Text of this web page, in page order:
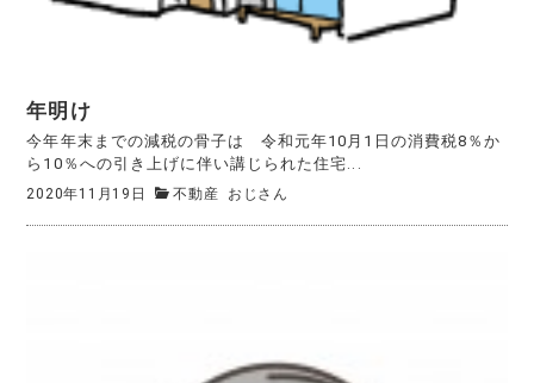
年明け
今年年末までの減税の骨子は 令和元年10月1日の消費税8％か
ら10％への引き上げに伴い講じられた住宅...
2020年11月19日 不動産 おじさん